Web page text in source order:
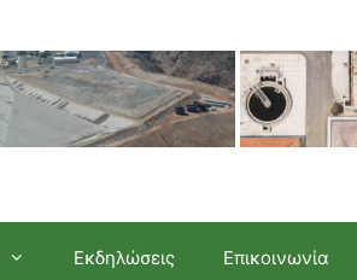
Εκδηλώσεις Επικοινωνία